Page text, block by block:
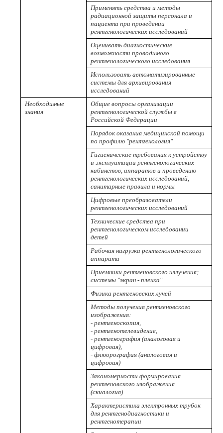
Применять средства и методы
радиационной защиты персонала и
пациента при проведении
рентгенологических исследований
Оценивать диагностические
возможности проводимого
рентгенологического исследования
Использовать автоматизированные
системы для архивирования
исследований
Необходимые
знания
Общие вопросы организации
рентгенологической службы в
Российской Федерации
Порядок оказания медицинской помощи
по профилю "рентгенология"
Гигиенические требования к устройству
и эксплуатации рентгенологических
кабинетов, аппаратов и проведению
рентгенологических исследований,
санитарные правила и нормы
Цифровые преобразователи
рентгенологических исследований
Технические средства при
рентгенологическом исследовании
детей
Рабочая нагрузка рентгенологического
аппарата
Приемники рентгеновского излучения;
системы "экран - пленка"
Физика рентгеновских лучей
Методы получения рентгеновского
изображения:
- рентгеноскопия,
- рентгенотелевидение,
- рентгенография (аналоговая и
цифровая),
- флюорография (аналоговая и
цифровая)
Закономерности формирования
рентгеновского изображения
(скиалогия)
Характеристика электронных трубок
для рентгенодиагностики и
рентгенотерапии